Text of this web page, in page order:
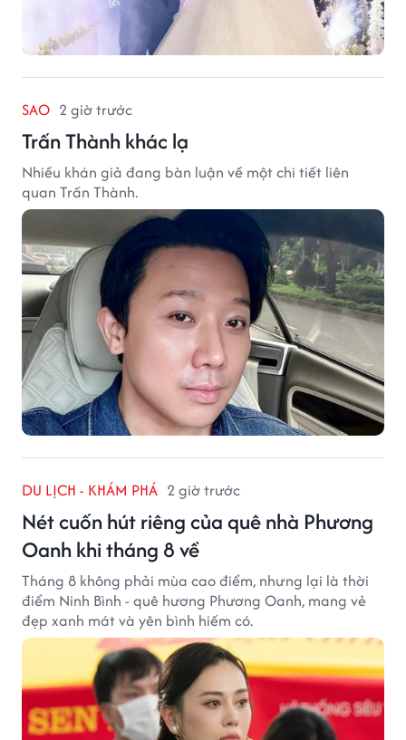
SAO 2 giờ trước
Trấn Thành khác lạ
Nhiều khán giả đang bàn luận về một chi tiết liên
quan Trấn Thành.
DU LỊCH - KHÁM PHÁ 2 giờ trước
Nét cuốn hút riêng của quê nhà Phương
Oanh khi tháng 8 về
Tháng 8 không phải mùa cao điểm, nhưng lại là thời
điểm Ninh Bình - quê hương Phương Oanh, mang vẻ
đẹp xanh mát và yên bình hiếm có.